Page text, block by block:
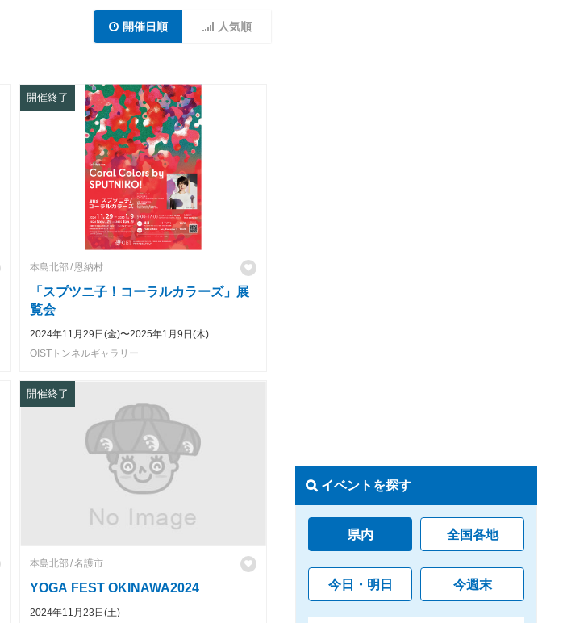
開催日順 人気順
開催終了
本島北部 恩納村
「スプツニ子！コーラルカラーズ」展
覧会
2024年11月29日(金)〜2025年1月9日(木)
OISTトンネルギャラリー
開催終了
本島北部 名護市
YOGA FEST OKINAWA2024
2024年11月23日(土)
イベントを探す
県内 全国各地
今日・明日 今週末